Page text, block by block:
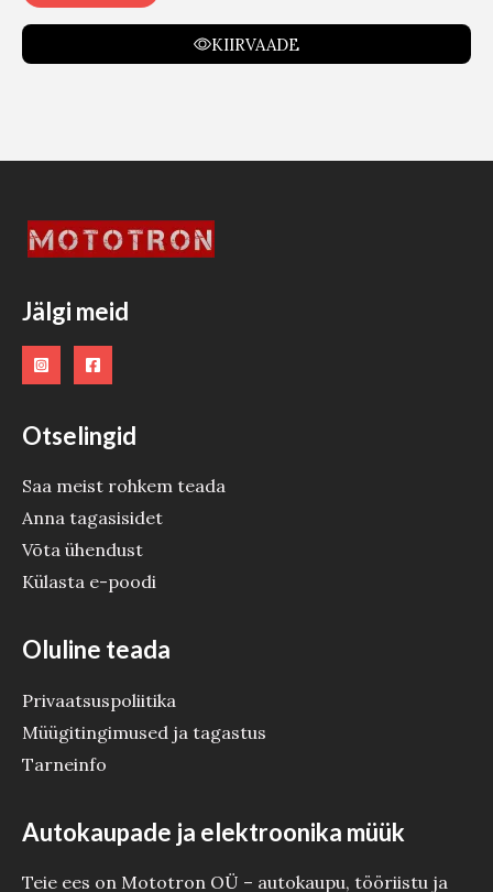
KIIRVAADE
Jälgi meid
Otselingid
Saa meist rohkem teada
Anna tagasisidet
Võta ühendust
Külasta e-poodi
Oluline teada
Privaatsuspoliitika
Müügitingimused ja tagastus
Tarneinfo
Autokaupade ja elektroonika müük
Teie ees on Mototron OÜ – autokaupu, tööriistu ja